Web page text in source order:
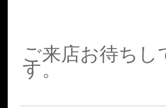
ご来店お待ちし
す。